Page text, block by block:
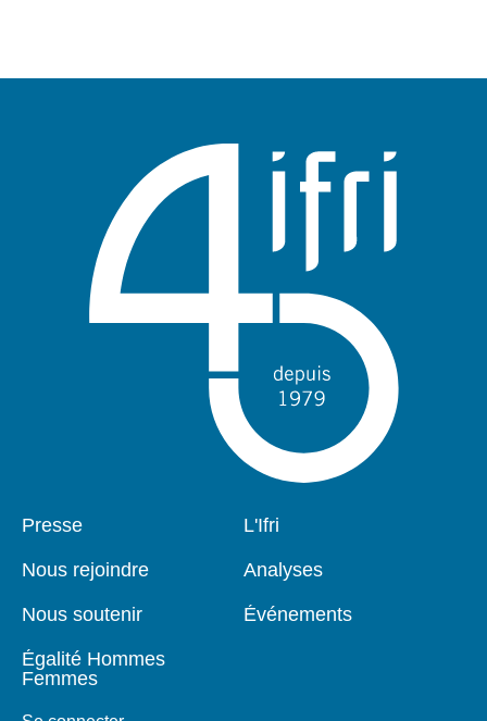
Pied
Presse
Nous rejoindre
Nous soutenir
Égalité Hommes
Femmes
Navigation
L'Ifri
Analyses
Événements